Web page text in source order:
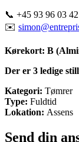
📞 +45 93 96 03 42
✉️
Kørekort: B
Der er 3 ledige
Kategori: Tømrer
Type: Fuldtid
Lokation: Assens
Send din